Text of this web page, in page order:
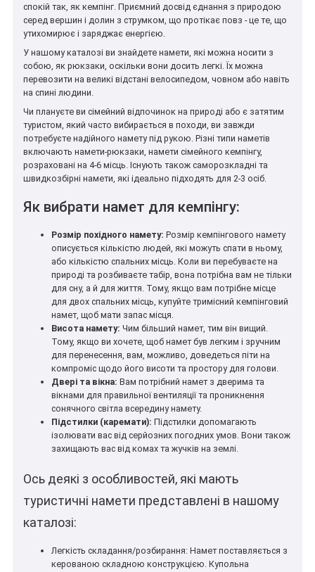
спокій так, як кемпінг. Приємний досвід єднання з природою
серед вершин і долин з струмком, що протікає повз - це те, що
утихомирює і заряджає енергією.
У нашому каталозі ви знайдете намети, які можна носити з
собою, як рюкзаки, оскільки вони досить легкі. Їх можна
перевозити на великі відстані велосипедом, човном або навіть
на спині людини.
Чи плануєте ви сімейний відпочинок на природі або є затятим
туристом, який часто вибирається в походи, ви завжди
потребуєте надійного намету під рукою. Різні типи наметів
включають намети-рюкзаки, намети сімейного кемпінгу,
розраховані на 4-6 місць. Існують також саморозкладні та
швидкозбірні намети, які ідеально підходять для 2-3 осіб.
Як вибрати намет для кемпінгу:
Розмір похідного намету: Розмір кемпінгового намету
описується кількістю людей, які можуть спати в ньому,
або кількістю спальних місць. Коли ви перебуваєте на
природі та розбиваєте табір, вона потрібна вам не тільки
для сну, а й для життя. Тому, якщо вам потрібне місце
для двох спальних місць, купуйте тримісний кемпінговий
намет, щоб мати запас місця.
Висота намету: Чим більший намет, тим він вищий.
Тому, якщо ви хочете, щоб намет був легким і зручним
для перенесення, вам, можливо, доведеться піти на
компроміс щодо його висоти та простору для голови.
Двері та вікна: Вам потрібний намет з дверима та
вікнами для правильної вентиляції та проникнення
сонячного світла всередину намету.
Підстилки (каремати): Підстилки допомагають
ізолювати вас від серйозних погодних умов. Вони також
захищають вас від комах та жучків на землі.
Ось деякі з особливостей, які мають
туристичні намети представлені в нашому
каталозі:
Легкість складання/розбирання: Намет поставляється з
керованою складною конструкцією. Купольна